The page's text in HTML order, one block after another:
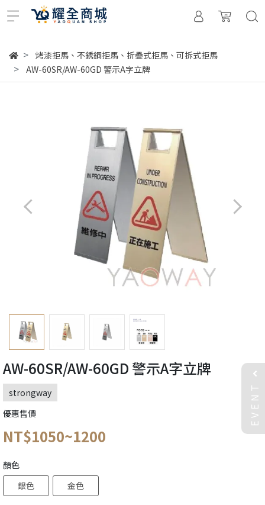
烤漆拒馬、不銹鋼拒馬、折疊式拒馬、可拆式拒馬
AW-60SR/AW-60GD 警示A字立牌
AW-60SR/AW-60GD 警示A字立牌
strongway
優惠售價
NT$1050~1200
顏色
銀色
金色
EVENT